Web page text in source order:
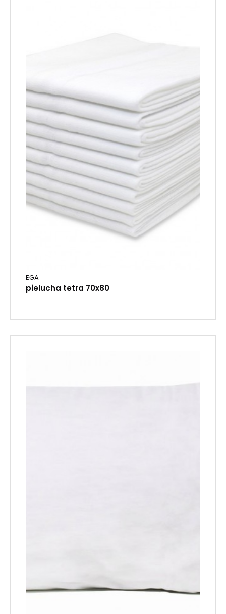
EGA
pielucha tetra 70x80